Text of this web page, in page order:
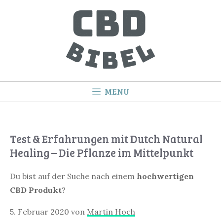
MENU
Test & Erfahrungen mit Dutch Natural
Healing – Die Pflanze im Mittelpunkt
Du bist auf der Suche nach einem hochwertigen
CBD Produkt?
5. Februar 2020 von Martin Hoch